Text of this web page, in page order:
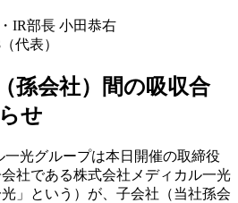
IR部長 小田恭右
代表）
孫会社）間の吸収合
せ
光グループは本日開催の取締役
社である株式会社メディカル一光
」という）が、子会社（当社孫会